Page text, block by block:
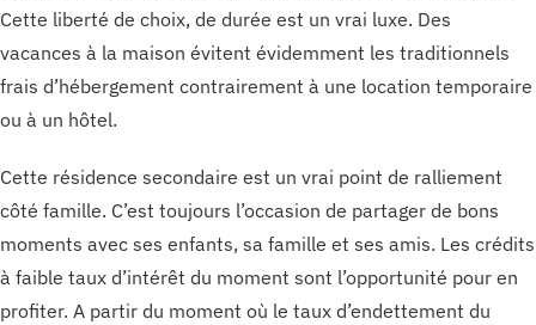
Cette liberté de choix, de durée est un vrai luxe. Des
vacances à la maison évitent évidemment les traditionnels
frais d’hébergement contrairement à une location temporaire
ou à un hôtel.
Cette résidence secondaire est un vrai point de ralliement
côté famille. C’est toujours l’occasion de partager de bons
moments avec ses enfants, sa famille et ses amis. Les crédits
à faible taux d’intérêt du moment sont l’opportunité pour en
profiter. A partir du moment où le taux d’endettement du